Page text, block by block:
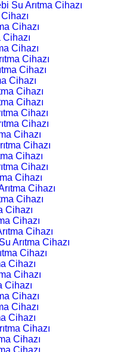
Su Arıtma Cihazı
Cihazı
Cihazı
Cihazı
Cihazı
Cihazı
Cihazı
Cihazı
Cihazı
Cihazı
Cihazı
Cihazı
Cihazı
Cihazı
Cihazı
Cihazı
Cihazı
Cihazı
Cihazı
Cihazı
Cihazı
Arıtma Cihazı
Cihazı
Cihazı
Cihazı
Cihazı
Cihazı
Cihazı
Cihazı
Cihazı
Cihazı